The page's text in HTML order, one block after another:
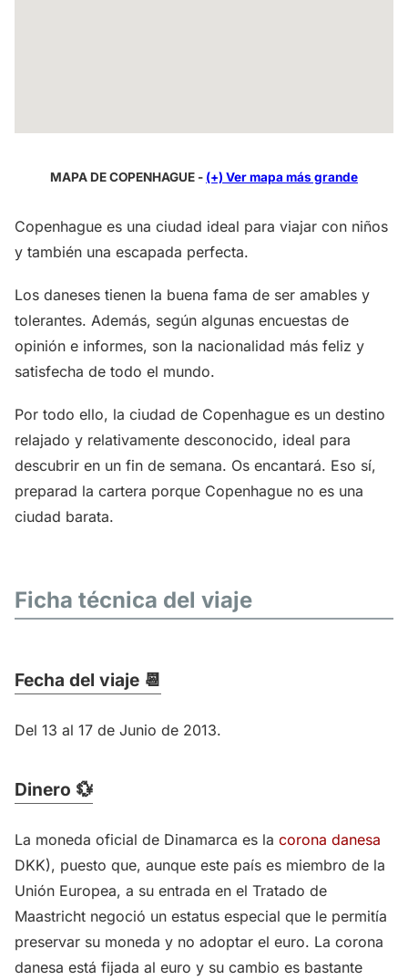
MAPA DE COPENHAGUE - (+) Ver mapa más grande
Copenhague es una ciudad ideal para viajar con niños
y también una escapada perfecta.
Los daneses tienen la buena fama de ser amables y
tolerantes. Además, según algunas encuestas de
opinión e informes, son la nacionalidad más feliz y
satisfecha de todo el mundo.
Por todo ello, la ciudad de Copenhague es un destino
relajado y relativamente desconocido, ideal para
descubrir en un fin de semana. Os encantará. Eso sí,
preparad la cartera porque Copenhague no es una
ciudad barata.
Ficha técnica del viaje
Fecha del viaje 📆
Del 13 al 17 de Junio de 2013.
Dinero 💱
La moneda oficial de Dinamarca es la corona danesa
DKK), puesto que, aunque este país es miembro de la
Unión Europea, a su entrada en el Tratado de
Maastricht negoció un estatus especial que le permitía
preservar su moneda y no adoptar el euro. La corona
danesa está fijada al euro y su cambio es bastante